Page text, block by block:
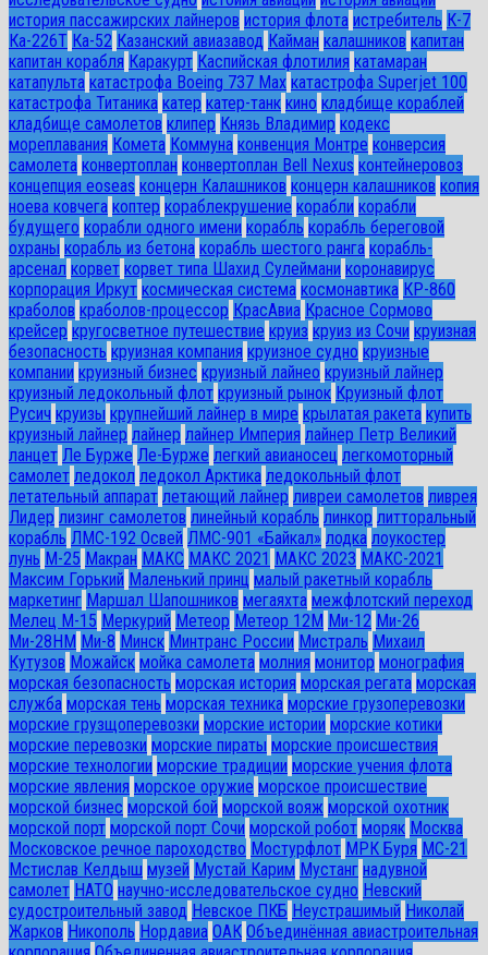
история пассажирских лайнеров история флота истребитель К-7
Ка-226Т Ка-52 Казанский авиазавод Кайман калашников капитан
капитан корабля Каракурт Каспийская флотилия катамаран
катапульта катастрофа Boeing 737 Max катастрофа Superjet 100
катастрофа Титаника катер катер-танк кино кладбище кораблей
кладбище самолетов клипер Князь Владимир кодекс
мореплавания Комета Коммуна конвенция Монтре конверсия
самолета конвертоплан конвертоплан Bell Nexus контейнеровоз
концепция eoseas концерн Калашников концерн калашников копия
ноева ковчега коптер кораблекрушение корабли корабли
будущего корабли одного имени корабль корабль береговой
охраны корабль из бетона корабль шестого ранга корабль-
арсенал корвет корвет типа Шахид Сулеймани коронавирус
корпорация Иркут космическая система космонавтика КР-860
краболов краболов-процессор КрасАвиа Красное Сормово
крейсер кругосветное путешествие круиз круиз из Сочи круизная
безопасность круизная компания круизное судно круизные
компании круизный бизнес круизный лайнео круизный лайнер
круизный ледокольный флот круизный рынок Круизный флот
Русич круизы крупнейший лайнер в мире крылатая ракета купить
круизный лайнер лайнер лайнер Империя лайнер Петр Великий
ланцет Ле Бурже Ле-Бурже легкий авианосец легкомоторный
самолет ледокол ледокол Арктика ледокольный флот
летательный аппарат летающий лайнер ливреи самолетов ливрея
Лидер лизинг самолетов линейный корабль линкор литторальный
корабль ЛМС-192 Освей ЛМС-901 «Байкал» лодка лоукостер
лунь М-25 Макран МАКС МАКС 2021 МАКС 2023 МАКС-2021
Максим Горький Маленький принц малый ракетный корабль
маркетинг Маршал Шапошников мегаяхта межфлотский переход
Мелец М-15 Меркурий Метеор Метеор 12М Ми-12 Ми-26
Ми-28HM Ми-8 Минск Минтранс России Мистраль Михаил
Кутузов Можайск мойка самолета молния монитор монография
морская безопасность морская история морская регата морская
служба морская тень морская техника морские грузоперевозки
морские грузщоперевозки морские истории морские котики
морские перевозки морские пираты морские происшествия
морские технологии морские традиции морские учения флота
морские явления морское оружие морское происшествие
морской бизнес морской бой морской вояж морской охотник
морской порт морской порт Сочи морской робот моряк Москва
Московское речное пароходство Мостурфлот МРК Буря МС-21
Мстислав Келдыш музей Мустай Карим Мустанг надувной
самолет НАТО научно-исследовательское судно Невский
судостроительный завод Невское ПКБ Неустрашимый Николай
Жарков Никополь Нордавиа ОАК Объединённая авиастроительная